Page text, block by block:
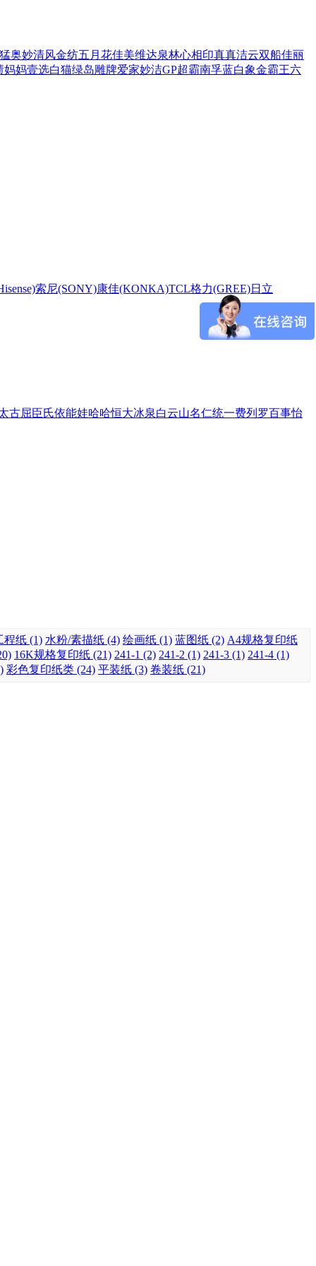
奥妙清风金纺五月花佳美维达泉林心相印真真洁云双船佳丽
妈妈壹选白猫绿岛雕牌爱家妙洁GP超霸南孚蓝白象金霸王六
索尼(SONY)康佳(KONKA)TCL格力(GREE)日立
古屈臣氏依能娃哈哈恒大冰泉白云山名仁统一费列罗百事怡
程纸 (1) 水粉/素描纸 (4) 绘画纸 (1) 蓝图纸 (2) A4规格复印纸
16K规格复印纸 (21) 241-1 (2) 241-2 (1) 241-3 (1) 241-4 (1)
彩色复印纸类 (24) 平装纸 (3) 卷装纸 (21)